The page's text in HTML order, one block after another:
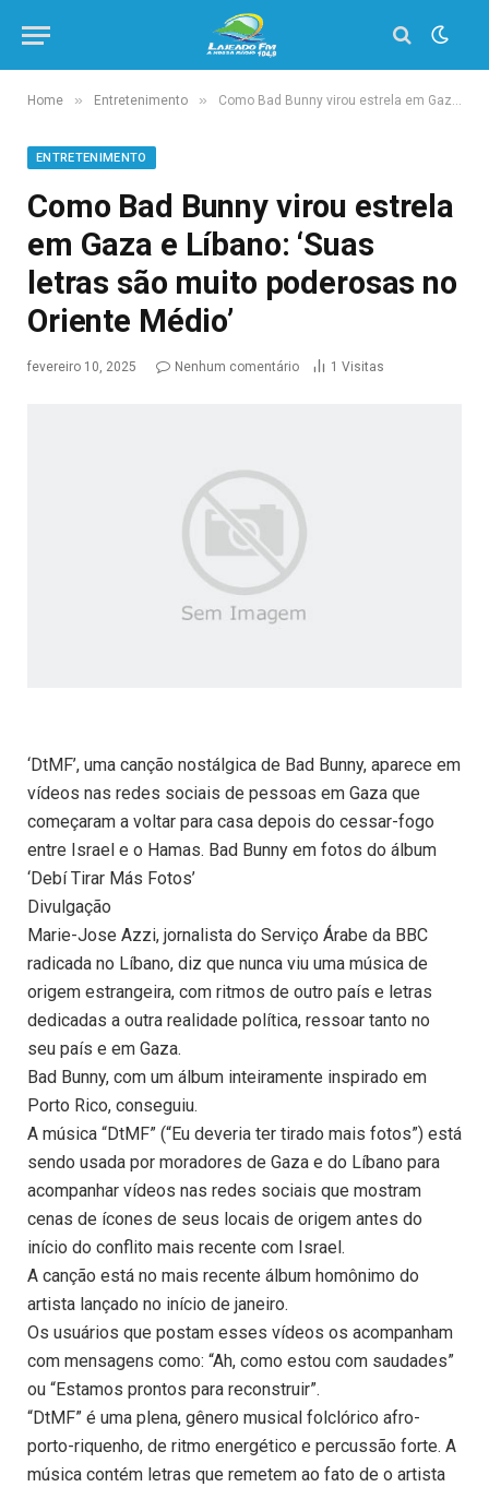
Home » Entretenimento » Como Bad Bunny virou estrela em Gaza e Líbano: ‘Suas letras são muito poderosas no Oriente Médio’
ENTRETENIMENTO
Como Bad Bunny virou estrela
em Gaza e Líbano: ‘Suas
letras são muito poderosas no
Oriente Médio’
fevereiro 10, 2025 Nenhum comentário 1 Visitas
‘DtMF’, uma canção nostálgica de Bad Bunny, aparece em
vídeos nas redes sociais de pessoas em Gaza que
começaram a voltar para casa depois do cessar-fogo
entre Israel e o Hamas. Bad Bunny em fotos do álbum
‘Debí Tirar Más Fotos’
Divulgação
Marie-Jose Azzi, jornalista do Serviço Árabe da BBC
radicada no Líbano, diz que nunca viu uma música de
origem estrangeira, com ritmos de outro país e letras
dedicadas a outra realidade política, ressoar tanto no
seu país e em Gaza.
Bad Bunny, com um álbum inteiramente inspirado em
Porto Rico, conseguiu.
A música “DtMF” (“Eu deveria ter tirado mais fotos”) está
sendo usada por moradores de Gaza e do Líbano para
acompanhar vídeos nas redes sociais que mostram
cenas de ícones de seus locais de origem antes do
início do conflito mais recente com Israel.
A canção está no mais recente álbum homônimo do
artista lançado no início de janeiro.
Os usuários que postam esses vídeos os acompanham
com mensagens como: “Ah, como estou com saudades”
ou “Estamos prontos para reconstruir”.
“DtMF” é uma plena, gênero musical folclórico afro-
porto-riquenho, de ritmo energético e percussão forte. A
música contém letras que remetem ao fato de o artista